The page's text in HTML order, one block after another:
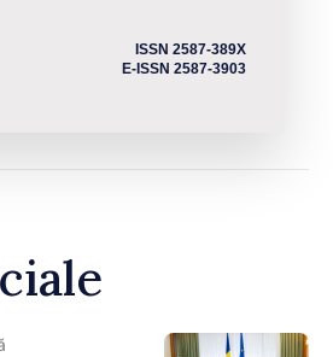
ISSN 2587-389X
E-ISSN 2587-3903